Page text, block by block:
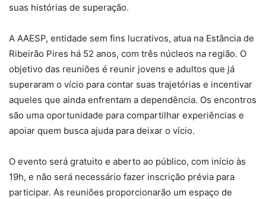
suas histórias de superação.
A AAESP, entidade sem fins lucrativos, atua na Estância de
Ribeirão Pires há 52 anos, com três núcleos na região. O
objetivo das reuniões é reunir jovens e adultos que já
superaram o vício para contar suas trajetórias e incentivar
aqueles que ainda enfrentam a dependência. Os encontros
são uma oportunidade para compartilhar experiências e
apoiar quem busca ajuda para deixar o vício.
O evento será gratuito e aberto ao público, com início às
19h, e não será necessário fazer inscrição prévia para
participar. As reuniões proporcionarão um espaço de